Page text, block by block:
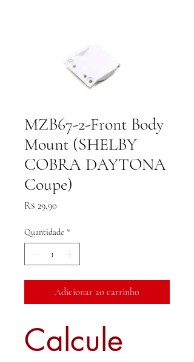
MZB67-2-Front Body
Mount (SHELBY
COBRA DAYTONA
Coupe)
R$ 29,90
Quantidade *
Adicionar ao carrinho
Calcule